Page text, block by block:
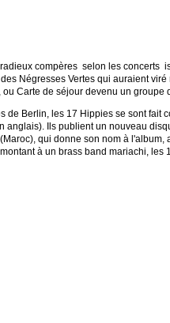
compères ­ selon les concerts
Négresses Vertes qui auraient
Carte de séjour devenu un groupe
de Berlin, les 17 Hippies se sont fait
anglais). Ils publient un nouveau
(Maroc), qui donne son nom à l'album,
à un brass band mariachi, les